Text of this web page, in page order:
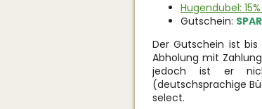
Hugendubel:
Gutschein:
Der Gutschein ist bis
Abholung mit
jedoch ist er
(deutschsprachige
select.